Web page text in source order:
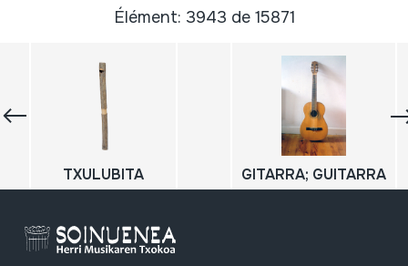
Élément: 3943 de 15871
TXULUBITA GITARRA; GUITARRA